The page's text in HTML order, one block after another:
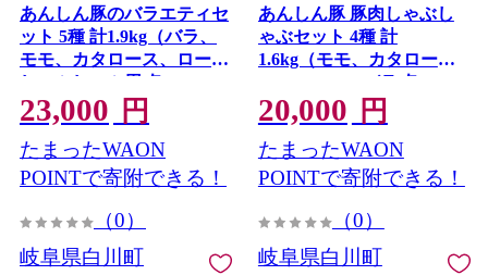
あんしん豚のバラエティセ
ット 5種 計1.9kg（バラ、
モモ、カタロース、ロース
しゃぶしゃぶ用 各200g×2
袋／ローステキカツ用
100g×3枚）豚肉 セット 豚
バラ バラ肉 モモ肉 肩ロー
ス カツ 豚ロース 国産 無薬
井ファーム [AWAF106]
23,000 円
たまったWAON
POINTで寄附できる！
（0）
岐阜県白川町
あんしん豚 豚肉しゃぶし
ゃぶセット 4種 計
1.6kg（モモ、カタロー
ス、ロース、バラ 各
200g×2袋）豚肉 しゃぶし
ゃぶ 豚しゃぶ用 豚モモ肉
豚ロース 豚バラ セット し
ゃぶしゃぶ用 詰め合わせ
ス 豚ロース バラ バラ肉 豚
国産豚肉 無薬 無薬育ち 冷
20,000 円
たまったWAON
POINTで寄附できる！
（0）
岐阜県白川町